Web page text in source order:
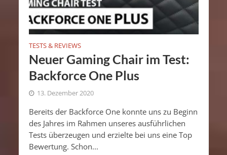
TESTS & REVIEWS
Neuer Gaming Chair im Test:
Backforce One Plus
13. Dezember 2020
Bereits der Backforce One konnte uns zu Beginn
des Jahres im Rahmen unseres ausführlichen
Tests überzeugen und erzielte bei uns eine Top
Bewertung. Schon...